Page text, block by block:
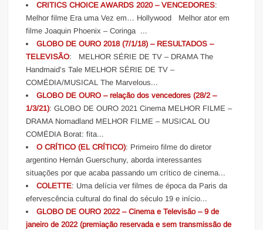
CRITICS CHOICE AWARDS 2020 – VENCEDORES:
Melhor filme Era uma Vez em… Hollywood Melhor ator em
filme Joaquin Phoenix – Coringa ...
GLOBO DE OURO 2018 (7/1/18) – RESULTADOS –
TELEVISÃO: MELHOR SÉRIE DE TV – DRAMA The
Handmaid’s Tale MELHOR SÉRIE DE TV –
COMÉDIA/MUSICAL The Marvelous...
GLOBO DE OURO – relação dos vencedores (28/2 –
1/3/21): GLOBO DE OURO 2021 Cinema MELHOR FILME –
DRAMA Nomadland MELHOR FILME – MUSICAL OU
COMÉDIA Borat: fita...
O CRÍTICO (EL CRÍTICO): Primeiro filme do diretor
argentino Hernán Guerschuny, aborda interessantes
situações por que acaba passando um crítico de cinema...
COLETTE: Uma delícia ver filmes de época da Paris da
efervescência cultural do final do século 19 e início...
GLOBO DE OURO 2022 – Cinema e Televisão – 9 de
janeiro de 2022 (premiação reservada e sem transmissão de